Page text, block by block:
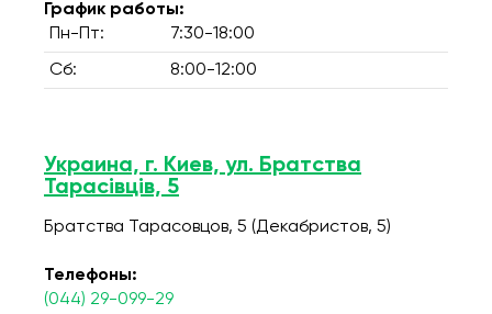
График работы:
Пн-Пт:
7:30-18:00
Сб: 8:00-12:00
Украина, г. Киев, ул. Братства
Тарасівців, 5
Братства Тарасовцов, 5 (Декабристов, 5)
Телефоны:
(044) 29-099-29